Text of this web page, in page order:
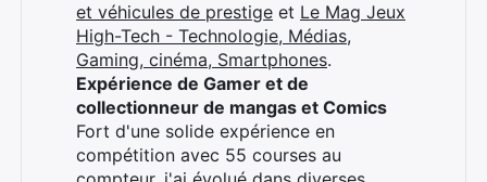
et véhicules de prestige et Le Mag Jeux
High-Tech - Technologie, Médias,
Gaming, cinéma, Smartphones.
Expérience de Gamer et de
collectionneur de mangas et Comics
Fort d'une solide expérience en
compétition avec 55 courses au